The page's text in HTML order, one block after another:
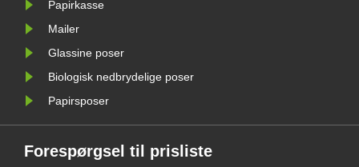
Papirkasse
Mailer
Glassine poser
Biologisk nedbrydelige poser
Papirsposer
Forespørgsel til prisliste